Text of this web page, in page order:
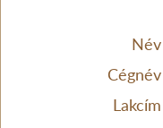
Név
Cégnév
Lakcím